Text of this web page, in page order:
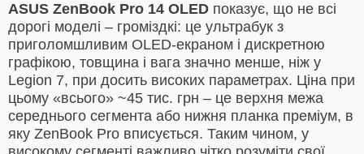
ASUS ZenBook Pro 14 OLED показує, що не всі
дорогі моделі – громіздкі: це ультрабук з
приголомшливим OLED-екраном і дискретною
графікою, товщина і вага значно менше, ніж у
Legion 7, при досить високих параметрах. Ціна при
цьому «всього» ~45 тис. грн – це верхня межа
середнього сегмента або нижня планка преміум, в
яку ZenBook Pro вписується. Таким чином, у